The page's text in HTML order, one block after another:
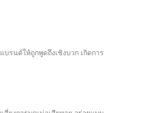
นด์ให้ถูกพูดถึงเชิงบวก เกิดการ